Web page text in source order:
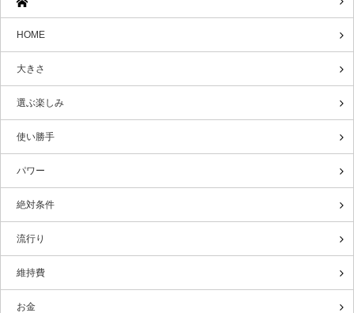
HOME
大きさ
選ぶ楽しみ
使い勝手
パワー
絶対条件
流行り
維持費
お金